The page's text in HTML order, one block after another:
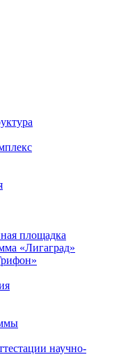
площадка
«Лигаград»­­
научно-